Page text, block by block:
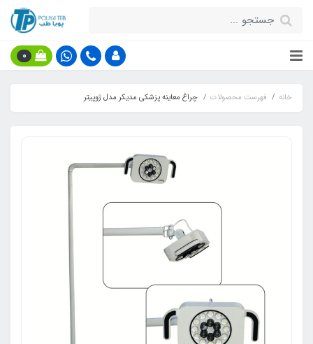
0
خانه فهرست محصولات چراغ معاینه پزشکی مدیکر مدل ژوپیتر